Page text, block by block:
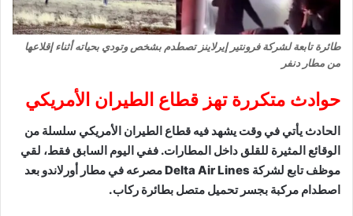
طائرة تابعة لشركة فرونتير إيرلاينز تصطدم بشخص وتودي بحياته أثناء إقلاعها
من مطار دنفر
حوادث متكررة تهز قطاع الطيران الأمريكي
الحادث يأتي في وقت يشهد فيه قطاع الطيران الأمريكي سلسلة من
الوقائع المثيرة للقلق داخل المطارات. ففي اليوم السابق فقط، لقي
موظف تابع لشركة Delta Air Lines مصرعه في مطار أورلاندو بعد
اصطدام مركبة بجسر تحميل متصل بطائرة ركاب.